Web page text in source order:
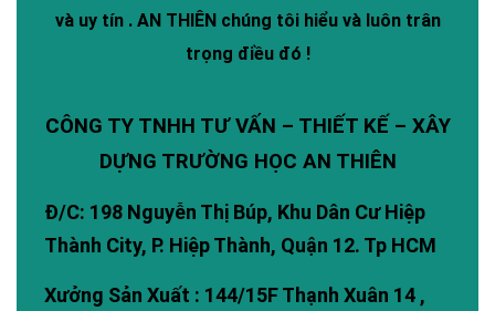
và uy tín . AN THIÊNchúng tôi hiểu và luôn trân
trọng điều đó !
CÔNG TY TNHH TƯ VẤN – THIẾT KẾ – XÂY
DỰNG TRƯỜNG HỌC AN THIÊN
Đ/C: 198 Nguyễn Thị Búp, Khu Dân Cư Hiệp
Thành City, P. Hiệp Thành, Quận 12. Tp HCM
Xưởng Sản Xuất : 144/15F Thạnh Xuân 14 ,